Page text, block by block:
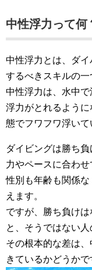
中性浮力って何
中性浮力とは、ダ
するべきスキルの一
中性浮力は、水中
浮力がとれるよう
態でフワフワ浮いて
ダイビングは勝ち
力やペースに合わせ
性別も年齢も関係
えます。
ですが、勝ち負け
と、そうではない人
その根本的な差は
きているかどうかで